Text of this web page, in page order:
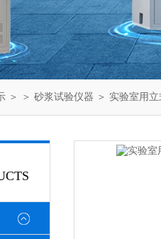
＞ ＞ 砂浆试验仪器 ＞ 实验室用